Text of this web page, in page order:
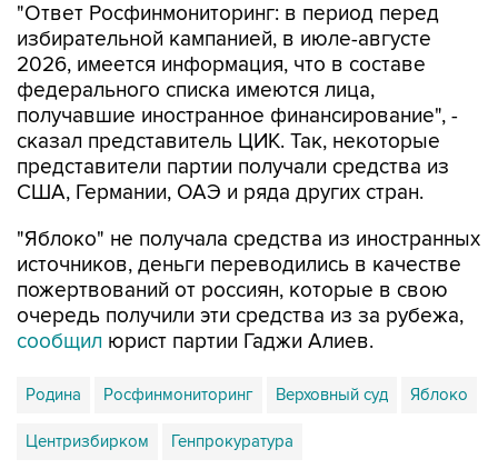
"Ответ Росфинмониторинг: в период перед
избирательной кампанией, в июле-августе
2026, имеется информация, что в составе
федерального списка имеются лица,
получавшие иностранное финансирование", -
сказал представитель ЦИК. Так, некоторые
представители партии получали средства из
США, Германии, ОАЭ и ряда других стран.
"Яблоко" не получала средства из иностранных
источников, деньги переводились в качестве
пожертвований от россиян, которые в свою
очередь получили эти средства из за рубежа,
сообщил юрист партии Гаджи Алиев.
Родина Росфинмониторинг Верховный суд Яблоко
Центризбирком Генпрокуратура